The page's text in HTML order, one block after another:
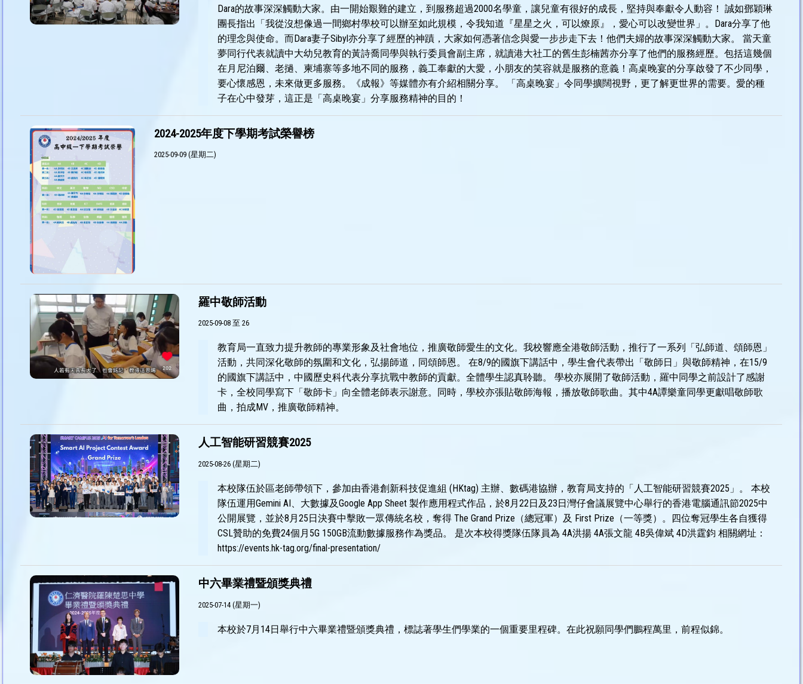
Dara的故事深深觸動大家。由一開始艱難的建立，到服務超過2000名學童，讓兒童有很好的成長，堅持與奉獻令人動容！ 誠如鄧穎琳
團長指出「我從沒想像過一間鄉村學校可以辦至如此規模，令我知道『星星之火，可以燎原』，愛心可以改變世界」。Dara分享了他
的理念與使命。而Dara妻子Sibyl亦分享了經歷的神蹟，大家如何憑著信念與愛一步步走下去！他們夫婦的故事深深觸動大家。 當天童
夢同行代表就讀中大幼兒教育的黃詩喬同學與執行委員會副主席，就讀港大社工的舊生彭楠茜亦分享了他們的服務經歷。包括這幾個
在月尼泊爾、老撾、柬埔寨等多地不同的服務，義工奉獻的大愛，小朋友的笑容就是服務的意義！高桌晚宴的分享啟發了不少同學，
要心懷感恩，未來做更多服務。《成報》等媒體亦有介紹相關分享。 「高桌晚宴」令同學擴闊視野，更了解更世界的需要。愛的種
子在心中發芽，這正是「高桌晚宴」分享服務精神的目的！
2024-2025年度下學期考試榮譽榜
2025-09-09 (星期二)
羅中敬師活動
2025-09-08 至 26
教育局一直致力提升教師的專業形象及社會地位，推廣敬師愛生的文化。我校響應全港敬師活動，推行了一系列「弘師道、頌師恩」
活動，共同深化敬師的氛圍和文化，弘揚師道，同頌師恩。 在8/9的國旗下講話中，學生會代表帶出「敬師日」與敬師精神，在15/9
的國旗下講話中，中國歷史科代表分享抗戰中教師的貢獻。全體學生認真聆聽。 學校亦展開了敬師活動，羅中同學之前設計了感謝
卡，全校同學寫下「敬師卡」向全體老師表示謝意。同時，學校亦張貼敬師海報，播放敬師歌曲。其中4A譚樂童同學更獻唱敬師歌
曲，拍成MV，推廣敬師精神。
人工智能研習競賽2025
2025-08-26 (星期二)
本校隊伍於區老師帶領下，參加由香港創新科技促進組 (HKtag) 主辦、數碼港協辦，教育局支持的「人工智能研習競賽2025」。 本校
隊伍運用Gemini AI、大數據及Google App Sheet 製作應用程式作品，於8月22日及23日灣仔會議展覽中心舉行的香港電腦通訊節2025中
公開展覽，並於8月25日決賽中擊敗一眾傳統名校，奪得 The Grand Prize（總冠軍）及 First Prize（一等獎）。四位奪冠學生各自獲得
CSL贊助的免費24個月5G 150GB流動數據服務作為獎品。 是次本校得獎隊伍隊員為 4A洪揚 4A張文龍 4B吳偉斌 4D洪霆鈞 相關網址：
https://events.hk-tag.org/final-presentation/
中六畢業禮暨頒獎典禮
2025-07-14 (星期一)
本校於7月14日舉行中六畢業禮暨頒獎典禮，標誌著學生們學業的一個重要里程碑。在此祝願同學們鵬程萬里，前程似錦。